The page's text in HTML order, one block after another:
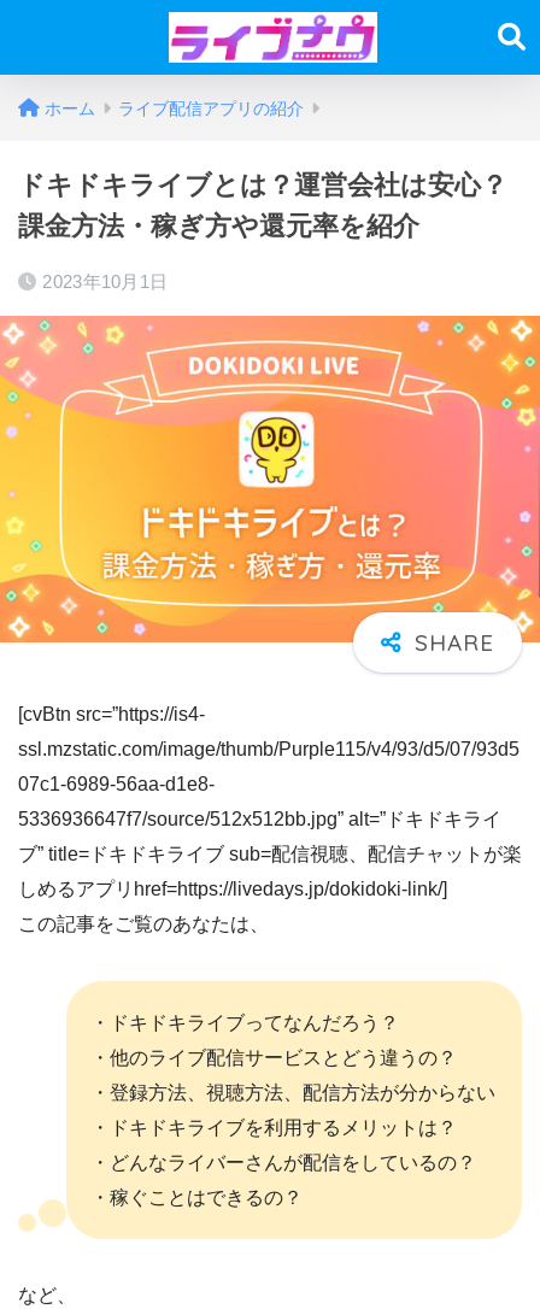
ホーム ライブ配信アプリの紹介
ドキドキライブとは？運営会社は安心？
課金方法・稼ぎ方や還元率を紹介
2023年10月1日
[cvBtn src=”https://is4-
ssl.mzstatic.com/image/thumb/Purple115/v4/93/d5/07/93d5
07c1-6989-56aa-d1e8-
5336936647f7/source/512x512bb.jpg” alt=”ドキドキライ
ブ” title=ドキドキライブ sub=配信視聴、配信チャットが楽
しめるアプリhref=https://livedays.jp/dokidoki-link/]
この記事をご覧のあなたは、
・ドキドキライブってなんだろう？
・他のライブ配信サービスとどう違うの？
・登録方法、視聴方法、配信方法が分からない
・ドキドキライブを利用するメリットは？
・どんなライバーさんが配信をしているの？
・稼ぐことはできるの？
など、